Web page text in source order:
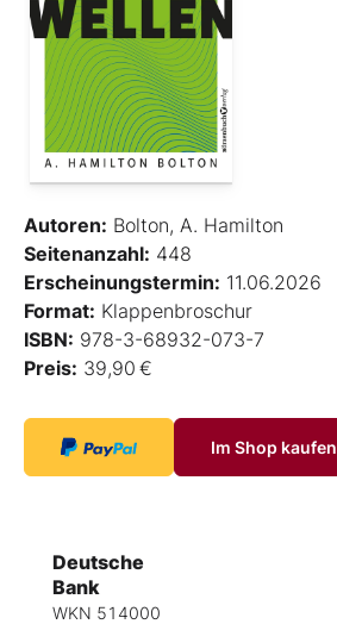
Autoren: Bolton, A. Hamilton
Seitenanzahl: 448
Erscheinungstermin: 11.06.2026
Format: Klappenbroschur
ISBN: 978-3-68932-073-7
Preis: 39,90 €
Im Shop kaufen
Deutsche
Bank
WKN 514000